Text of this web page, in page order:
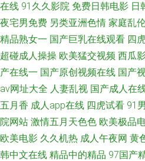
av123 亚洲成人一二三 91视频91九色 九
91TV首页 www干逼 国产56区 免费欧美
勒比久久视 日韩综合色中色 亚洲人妖无
进入 色五月激情综合网 91超碰伊人在线
天堂 99超碰偷拍 国产美女艹B 欧美性交
在线 91久久影院 免费日韩电影 日
夜宅男免费 另类亚洲色情 家庭乱
精品熟女一 国产巨乳在线观看 四
超碰成人操操 欧美猛交视频 西瓜
产在线一 国产原创视频在线 国产
av网址大全 人妻乱视 国产成人在
五月香 成人app在线 四虎试看 91
院网站 激情五月天色色 欧美极品
欧美电影 久久机热 成人午夜网 黄
韩中文在线 精品中的精品 97国产